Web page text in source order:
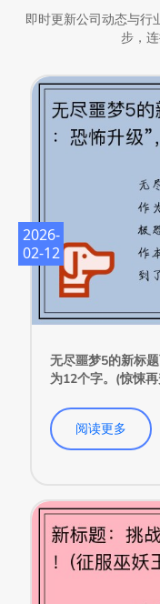
即时更新公司动态与行
步，
2026-
02-12
无尽噩梦5的新标
为12个字。(惊悚
阅读更多